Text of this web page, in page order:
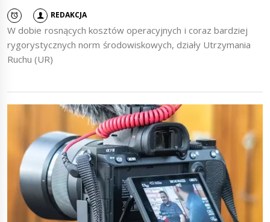
REDAKCJA
W dobie rosnących kosztów operacyjnych i coraz bardziej
rygorystycznych norm środowiskowych, działy Utrzymania
Ruchu (UR)